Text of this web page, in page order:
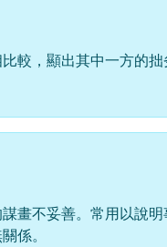
較，顯出其中一方的
畫不妥善。常用以說
係。